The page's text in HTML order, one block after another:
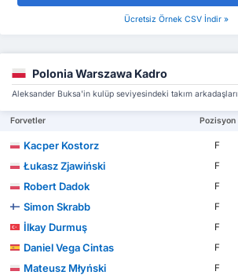
Ücretsiz Örnek CSV İndir »
Polonia Warszawa Kadro
Aleksander Buksa'in kulüp seviyesindeki takım arkadaşları
Forvetler Pozisyon
Kacper Kostorz F
Łukasz Zjawiński
F
Robert Dadok
F
Simon Skrabb
F
İlkay Durmuş
F
Daniel Vega Cintas
F
Mateusz Młyński
F